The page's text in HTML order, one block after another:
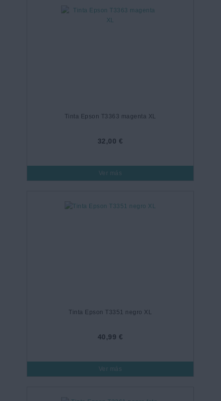
Tinta Epson T3363 magenta XL
32,00 €
Ver más
Tinta Epson T3351 negro XL
40,99 €
Ver más